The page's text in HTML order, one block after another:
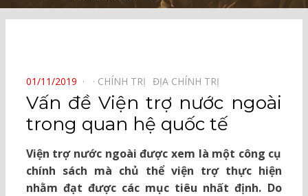
POSTED
ON
01/11/2019 CHÍNH TRỊ⠀ ĐỊA CHÍNH TRỊ⠀
Vấn đề Viện trợ nước ngoài
trong quan hệ quốc tế
Viện trợ nước ngoài được xem là một công cụ
chính sách mà chủ thể viện trợ thực hiện
nhằm đạt được các mục tiêu nhất định. Do